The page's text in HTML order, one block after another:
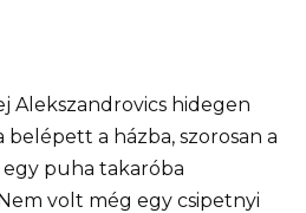
Alekszandrovics hidegen
a házba, szorosan a
puha takaróba
volt még egy csipetnyi